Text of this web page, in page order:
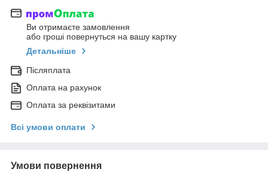
Ви отримаєте замовлення
або гроші повернуться на вашу картку
Детальніше
Післяплата
Оплата на рахунок
Оплата за реквізитами
Всі умови оплати
Умови повернення